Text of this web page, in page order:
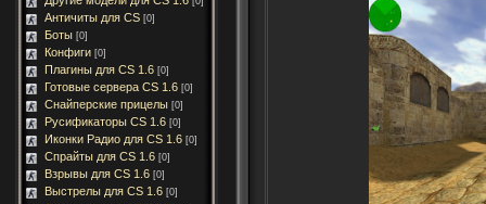
Античиты для CS [0]
Боты [0]
Конфиги [0]
Плагины для CS 1.6 [0]
Готовые сервера CS 1.6 [0]
Снайперские прицелы [0]
Русификаторы CS 1.6 [0]
Иконки Радио для CS 1.6 [0]
Спрайты для CS 1.6 [0]
Взрывы для CS 1.6 [0]
Выстрелы для CS 1.6 [0]